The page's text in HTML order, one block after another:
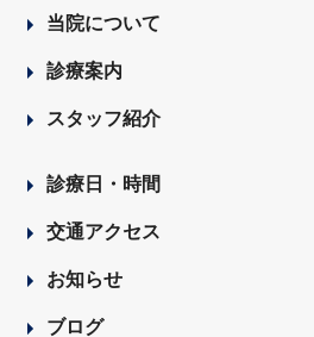
当院について
診療案内
スタッフ紹介
診療日・時間
交通アクセス
お知らせ
ブログ